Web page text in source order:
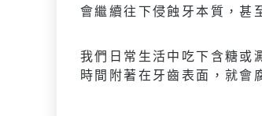
會繼續往下侵蝕牙本質，甚
我們日常生活中吃下含糖或
時間附著在牙齒表面，就會